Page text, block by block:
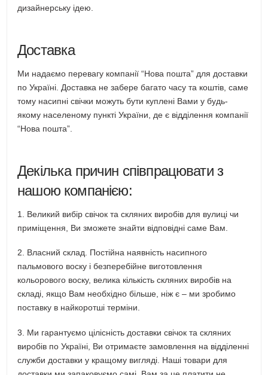
дизайнерську ідею.
Доставка
Ми надаємо перевагу компанії “Нова пошта” для доставки
по Україні. Доставка не забере багато часу та коштів, саме
тому насипні свічки можуть бути куплені Вами у будь-
якому населеному пункті України, де є відділення компанії
“Нова пошта”.
Декілька причин співпрацювати з
нашою компанією:
1. Великий вибір свічок та скляних виробів для вулиці чи
приміщення, Ви зможете знайти відповідні саме Вам.
2. Власний склад. Постійна наявність насипного
пальмового воску і безперебійне виготовлення
кольорового воску, велика кількість скляних виробів на
складі, якщо Вам необхідно більше, ніж є – ми зробимо
поставку в найкоротші терміни.
3. Ми гарантуємо цілісність доставки свічок та скляних
виробів по Україні, Ви отримаєте замовлення на відділенні
служби доставки у кращому вигляді. Наші товари для